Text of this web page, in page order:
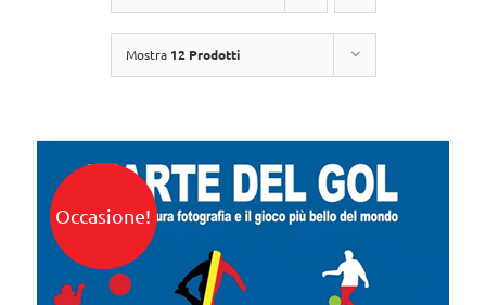
Mostra 12 Prodotti
Occasione!